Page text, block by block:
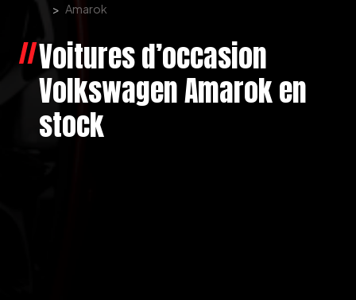
Amarok
Voitures d’occasion
Volkswagen Amarok en
stock